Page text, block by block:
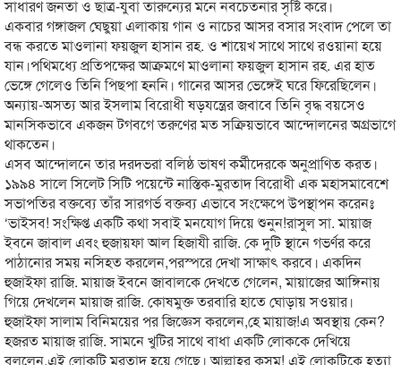
সাধারণ জনতা ও ছাত্র-যুবা তারুন্যের মনে নবচেতনার সৃষ্টি করে।
একবার গঙ্গাজল ঘেছুয়া এলাকায় গান ও নাচের আসর বসার সংবাদ পেলে তা
বন্ধ করতে মাওলানা ফয়জুল হাসান রহ. ও শায়েখ সাথে সাথে রওয়ানা হয়ে
যান।পথিমধ্যে প্রতিপক্ষের আক্রমণে মাওলানা ফয়জুল হাসান রহ. এর হাত
ভেঙ্গে গেলেও তিনি পিছপা হননি। গানের আসর ভেঙ্গেই ঘরে ফিরেছিলেন।
অন্যায়-অসত্য আর ইসলাম বিরোধী ষড়যন্ত্রের জবাবে তিনি বৃদ্ধ বয়সেও
মানসিকভাবে একজন টগবগে তরুণের মত সক্রিয়ভাবে আন্দোলনের অগ্রভাগে
থাকতেন।
এসব আন্দোলনে তার দরদভরা বলিষ্ঠ ভাষণ কর্মীদেরকে অনুপ্রাণিত করত।
১৯৯৪ সালে সিলেট সিটি পয়েন্টে নাস্তিক-মুরতাদ বিরোধী এক মহাসমাবেশে
সভাপতির বক্তব্যে তাঁর সারগর্ভ বক্তব্য এভাবে সংক্ষেপে উপস্থাপন করেনঃ
‘ভাইসব! সংক্ষিপ্ত একটি কথা সবাই মনযোগ দিয়ে শুনুন!রাসুল সা. মায়াজ
ইবনে জাবাল এবং হুজায়ফা আল হিজাযী রাজি. কে দুটি স্থানে গভর্ণর করে
পাঠানোর সময় নসিহত করলেন,পরস্পরে দেখা সাক্ষাৎ করবে। একদিন
হুজাইফা রাজি. মায়াজ ইবনে জাবালকে দেখতে গেলেন, মায়াজের আঙ্গিনায়
গিয়ে দেখলেন মায়াজ রাজি. কোষমুক্ত তরবারি হাতে ঘোড়ায় সওয়ার।
হুজাইফা সালাম বিনিময়ের পর জিজ্ঞেস করলেন,হে মায়াজ!এ অবস্থায় কেন?
হজরত মায়াজ রাজি. সামনে খুটির সাথে বাধা একটি লোককে দেখিয়ে
বললেন,এই লোকটি মুরতাদ হয়ে গেছে। আল্লাহর কসম! এই লোকটিকে হত্যা